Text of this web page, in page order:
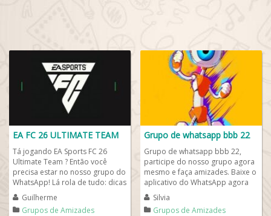
EA FC 26 ULTIMATE TEAM
Tá jogando EA Sports FC 26
Ultimate Team ? Então você
precisa estar no nosso grupo do
WhatsApp! Lá rola de tudo: dicas
valiosas, conversa sobre
cartas,...
Guilherme
Grupos de Amizades
Grupo de whatsapp bbb 22
Grupo de whatsapp bbb 22,
participe do nosso grupo agora
mesmo e faça amizades. Baixe o
aplicativo do WhatsApp agora
mesmo no seu celular Androide
ou iOS. A...
Silvia
Grupos de Amizades